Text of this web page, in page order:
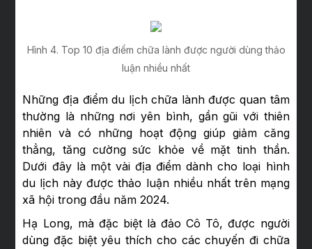
Hình 4. Top 10 địa điểm chữa lành được người dùng thảo
luận nhiều nhất
Những địa điểm du lịch chữa lành được quan tâm
thường là những nơi yên bình, gần gũi với thiên
nhiên và có những hoạt động giúp giảm căng
thẳng, tăng cường sức khỏe về mặt tinh thần.
Dưới đây là một vài địa điểm dành cho loại hình
du lịch này được thảo luận nhiều nhất trên mạng
xã hội trong đầu năm 2024.
Hạ Long, mà đặc biệt là đảo Cô Tô, được người
dùng đặc biệt yêu thích cho các chuyến đi chữa